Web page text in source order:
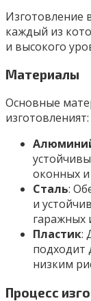
Изготовление
каждый из
и высокого
Материалы
Основные
изготовленият:
оконных
Сталь:
и
гаражных
Пластик:
подходит
низким
Процесс